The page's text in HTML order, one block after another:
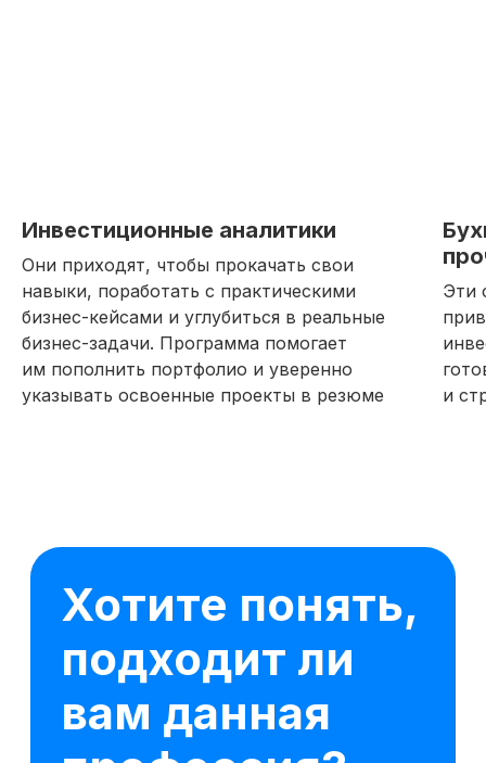
Инвестиционные аналитики
Они приходят, чтобы прокачать свои
навыки, поработать с практическими
бизнес-кейсами и углубиться в реальные
бизнес-задачи. Программа помогает
им пополнить портфолио и уверенно
указывать освоенные проекты в резюме
Эти
и